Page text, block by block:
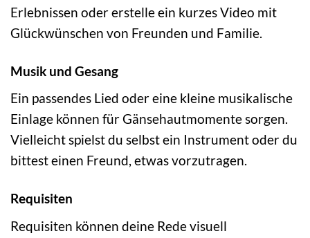
Erlebnissen oder erstelle ein kurzes Video mit
Glückwünschen von Freunden und Familie.
Musik und Gesang
Ein passendes Lied oder eine kleine musikalische
Einlage können für Gänsehautmomente sorgen.
Vielleicht spielst du selbst ein Instrument oder du
bittest einen Freund, etwas vorzutragen.
Requisiten
Requisiten können deine Rede visuell